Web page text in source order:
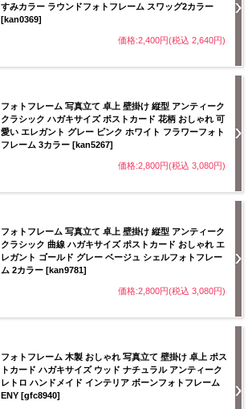
すみカラー ラウンドフォトフレーム スワッグ2カラー
[kan0369]
価格:2,400円(税込 2,640円)
フォトフレーム 写真立て 卓上 壁掛け 縦型 アンティーク
クラシック ハガキサイズ ポストカード 花柄 おしゃれ 可
愛い エレガント グレー ピンク ホワイト フラワーフォト
フレーム 3カラー [kan5267]
価格:2,800円(税込 3,080円)
フォトフレーム 写真立て 卓上 壁掛け 縦型 アンティーク
クラシック 曲線 ハガキサイズ ポストカード おしゃれ エ
レガント ゴールド グレー ベージュ シェルフォトフレー
ム 2カラー [kan9781]
価格:2,800円(税込 3,080円)
フォトフレーム 木製 おしゃれ 写真立て 壁掛け 卓上 ポス
トカード ハガキサイズ ウッド ナチュラル アンティーク
レトロ ハンドメイド インテリア ボーンフォトフレーム
ENY [gfc8940]